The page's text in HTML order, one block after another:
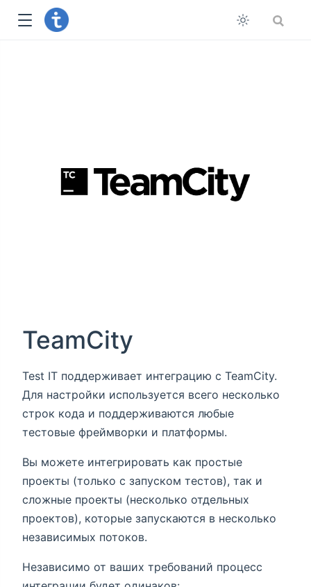
TeamCity
Test IT поддерживает интеграцию с TeamCity.
Для настройки используется всего несколько
строк кода и поддерживаются любые
тестовые фреймворки и платформы.
Вы можете интегрировать как простые
проекты (только с запуском тестов), так и
сложные проекты (несколько отдельных
проектов), которые запускаются в несколько
независимых потоков.
Независимо от ваших требований процесс